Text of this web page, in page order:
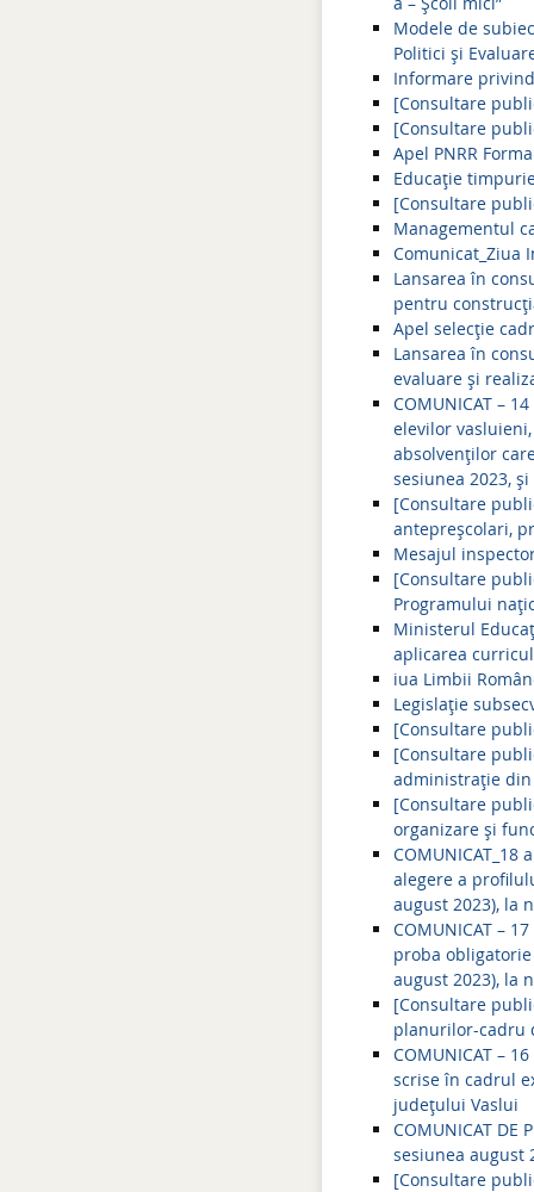
Modele de
Politici și
Informare
[Consultare
[Consultare
Apel PNRR
Educație
[Consultare
Managementul
Comunicat_Ziua
Lansarea în
pentru
Apel selecție
Lansarea în
evaluare și
COMUNICAT –
elevilor
absolvenților
sesiunea 2023,
[Consultare
antepreșcolari,
Mesajul
[Consultare
Programului
Ministerul
aplicarea
iua Limbii
Legislație
[Consultare
[Consultare
administraţie
[Consultare
organizare și
alegere a
august 2023), la
COMUNICAT –
proba
august 2023), la
[Consultare
planurilor-cadru
COMUNICAT –
scrise în cadrul
județului Vaslui
COMUNICAT
sesiunea august
[Consultare